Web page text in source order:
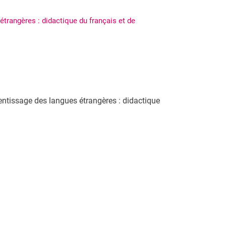
: didactique du français et de
des langues étrangères : didactique
link, opens in a new window)
(external link, opens in a new window)